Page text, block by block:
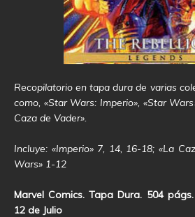
Recopilatorio en tapa dura de varias
como, «Star Wars: Imperio», «Star
Caza de Vader».
Incluye: «Imperio» 7, 14, 16-18; «La
Wars» 1-12
Marvel Comics. Tapa Dura. 504
12 de Julio